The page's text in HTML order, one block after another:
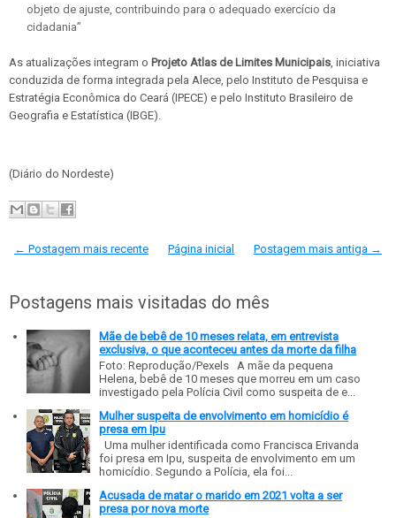
objeto de ajuste, contribuindo para o adequado exercício da
cidadania”
As atualizações integram o Projeto Atlas de Limites Municipais, iniciativa
conduzida de forma integrada pela Alece, pelo Instituto de Pesquisa e
Estratégia Econômica do Ceará (IPECE) e pelo Instituto Brasileiro de
Geografia e Estatística (IBGE).
(Diário do Nordeste)
← Postagem mais recente Postagem mais antiga →
Página inicial
Postagens mais visitadas do mês
Mãe de bebê de 10 meses relata, em entrevista
exclusiva, o que aconteceu antes da morte da filha
Foto: Reprodução/Pexels A mãe da pequena
Helena, bebê de 10 meses que morreu em um caso
investigado pela Polícia Civil como suspeita de e...
Mulher suspeita de envolvimento em homicídio é
presa em Ipu
Uma mulher identificada como Francisca Erivanda
foi presa em Ipu, suspeita de envolvimento em um
homicídio. Segundo a Polícia, ela foi...
Acusada de matar o marido em 2021 volta a ser
presa por nova morte